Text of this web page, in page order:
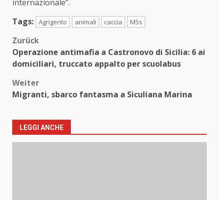
internazionale”.
Tags: Agrigento animali caccia M5s
Beitragsnavigation
Zurück
Operazione antimafia a Castronovo di Sicilia: 6 ai
domiciliari, truccato appalto per scuolabus
Weiter
Migranti, sbarco fantasma a Siculiana Marina
LEGGI ANCHE